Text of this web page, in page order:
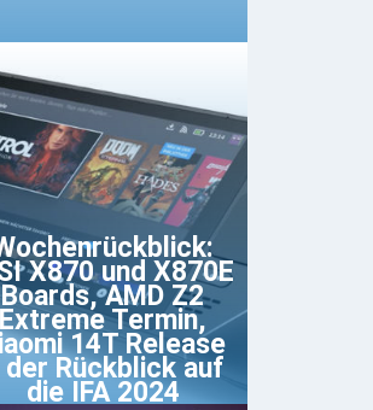
X870 und X870E
Boards, AMD Z2
Extreme Termin,
14T Release
der Rückblick auf
die IFA 2024